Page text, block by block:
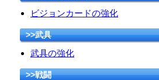
ビジョンカードの強化
>>武具
武具の強化
>>戦闘